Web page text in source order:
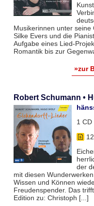
Musikerinnen unter
Silke Evers und die
Aufgabe eines Lied-
Romantik bis zur
»zur
Robert Schumann •
1 CD
der
mit diesen
Wissen und Können
Freudenspender. Das
Edition zu: Christoph [...]